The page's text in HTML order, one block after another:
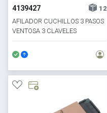
4139427
12
AFILADOR CUCHILLOS 3 PASOS
VENTOSA 3 CLAVELES